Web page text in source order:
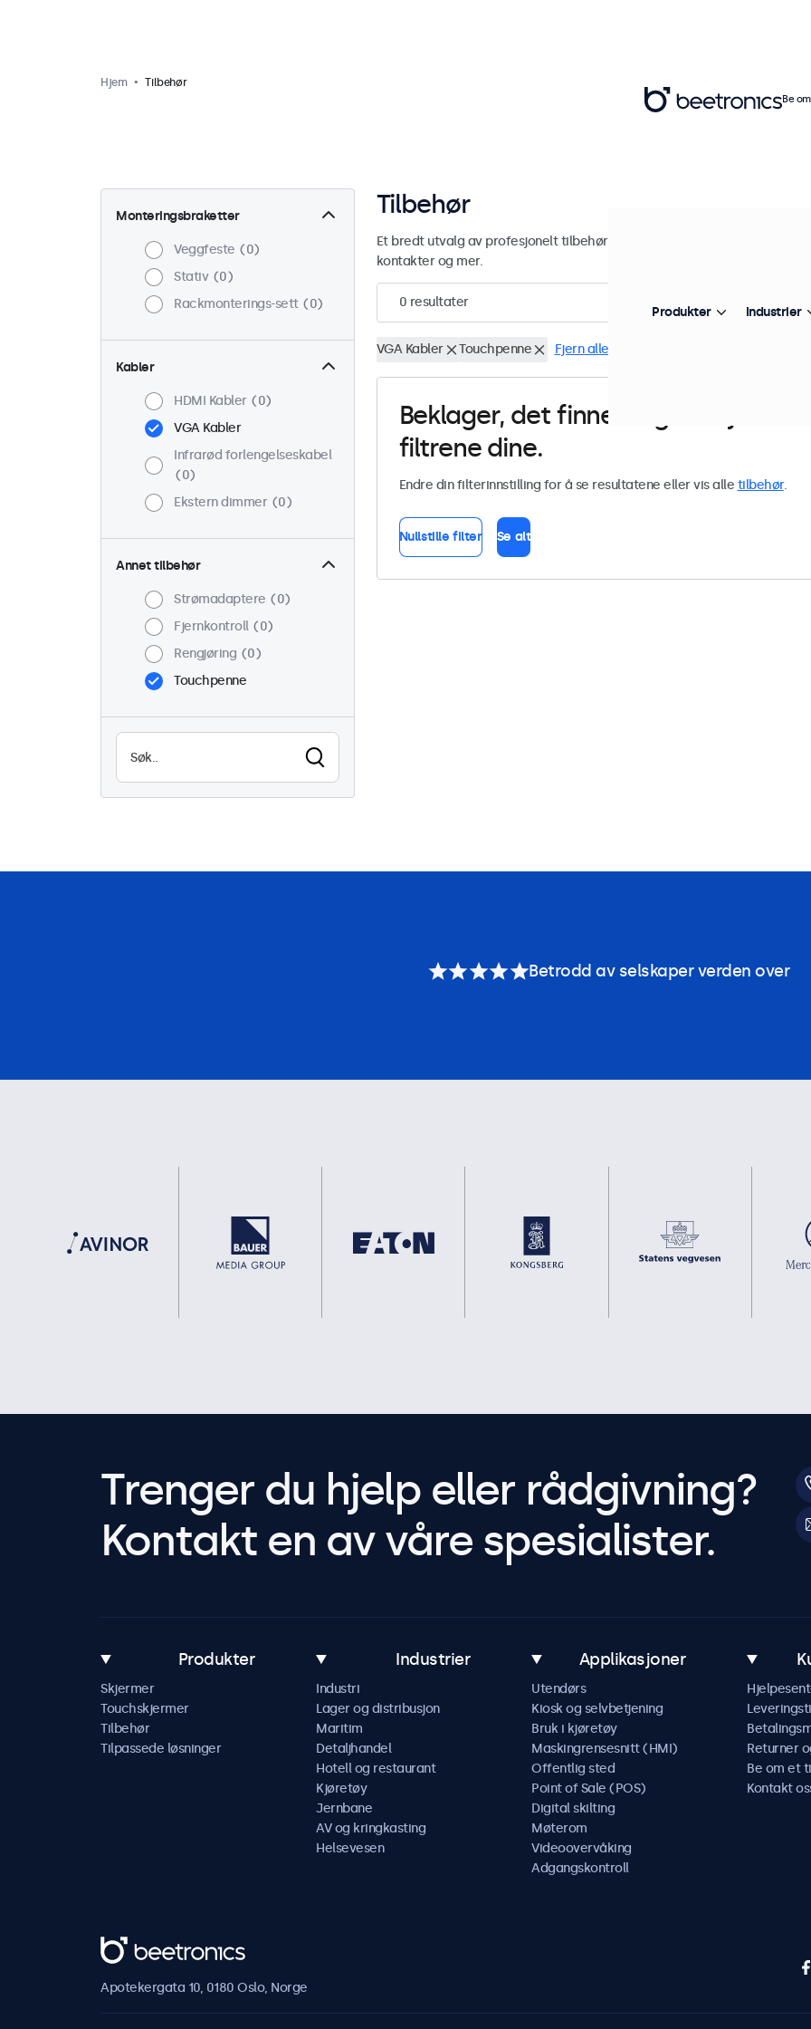
Hjem Tilbehør
Monteringsbraketter
Veggfeste
0
Stativ
0
Rackmonterings-sett
0
Kabler
HDMI Kabler
0
VGA Kabler
Infrarød forlengelseskabel
0
Ekstern dimmer
0
Annet tilbehør
Strømadaptere
0
Fjernkontroll
0
Rengjøring
0
Touchpenne
Tilbehør
Et bredt utvalg av profesjonelt tilbehør og rekvisita til dine Beetronics-
kontakter og mer.
0 resultater
VGA Kabler Touchpenne Fjern alle
Beklager, det finnes ingen skjermer
filtrene dine.
Endre din filterinnstilling for å se resultatene eller vis alle tilbehør.
Nullstille filter Se alt
Be
Produkter Industrier
Betrodd av selskaper verden over
Trenger du hjelp eller rådgivning?
Kontakt en av våre spesialister.
Produkter
Skjermer
Touchskjermer
Tilbehør
Tilpassede løsninger
Industrier
Industri
Lager og distribusjon
Maritim
Detaljhandel
Hotell og restaurant
Kjøretøy
Jernbane
AV og kringkasting
Helsevesen
Applikasjoner
Utendørs
Kiosk og selvbetjening
Bruk i kjøretøy
Maskingrensesnitt (HMI)
Offentlig sted
Point of Sale (POS)
Digital skilting
Møterom
Videoovervåking
Adgangskontroll
Returner
Be om et
Kontakt
Beetronics
Apotekergata 10, 0180 Oslo, Norge